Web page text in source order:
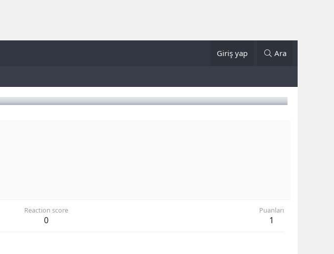
Giriş yap Ara
Reaction score
0
Puanları
1